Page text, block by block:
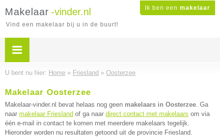
Ik ben een makelaar
Makelaar -vinder.nl
Vind een makelaar bij u in de buurt!
U bent nu hier: Home » Friesland » Oosterzee
Makelaar Oosterzee
Makelaar-vinder.nl bevat helaas nog geen makelaars in Oosterzee. Ga
naar makelaar Friesland of ga naar direct contact met makelaars om via
één e-mail in contact te komen met meerdere makelaars tegelijk.
Hieronder worden nu resultaten getoond uit de provincie Friesland.